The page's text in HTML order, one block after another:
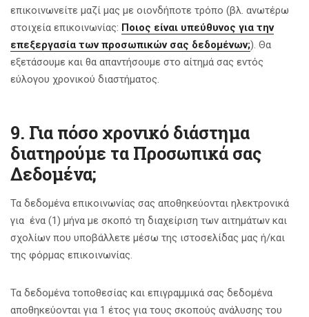
επικοινωνείτε μαζί μας με οιονδήποτε τρόπο (βλ. ανωτέρω
στοιχεία επικοινωνίας: Ποιος είναι υπεύθυνος για την
επεξεργασία των προσωπικών σας δεδομένων;). Θα
εξετάσουμε και θα απαντήσουμε στο αίτημά σας εντός
εύλογου χρονικού διαστήματος.
9. Για πόσο χρονικό διάστημα
διατηρούμε τα Προσωπικά σας
Δεδομένα;
Τα δεδομένα επικοινωνίας σας αποθηκεύονται ηλεκτρονικά
για ένα (1) μήνα με σκοπό τη διαχείριση των αιτημάτων και
σχολίων που υποβάλλετε μέσω της ιστοσελίδας μας ή/και
της φόρμας επικοινωνίας.
Τα δεδομένα τοποθεσίας και επιγραμμικά σας δεδομένα
αποθηκεύονται για 1 έτος για τους σκοπούς ανάλυσης του